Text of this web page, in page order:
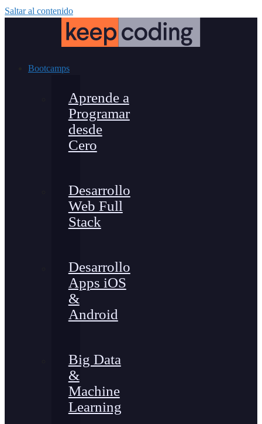
Saltar al contenido
Bootcamps
Aprende a
Programar
desde
Cero
Desarrollo
Web Full
Stack
Desarrollo
Apps iOS
&
Android
Big Data
&
Machine
Learning